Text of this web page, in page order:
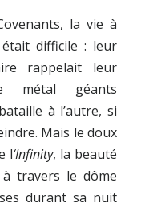
la vie à
était difficile : leur
rappelait leur
métal géants
à l’autre, si
Mais le doux
l‘Infinity, la beauté
travers le dôme
durant sa nuit